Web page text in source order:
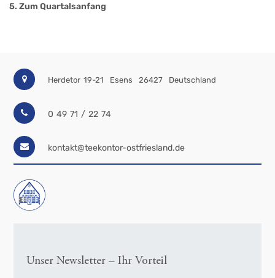
5. Zum Quartalsanfang
Herdetor 19-21 Esens 26427 Deutschland
0 49 71 / 22 74
kontakt@teekontor-ostfriesland.de
Unser Newsletter – Ihr Vorteil